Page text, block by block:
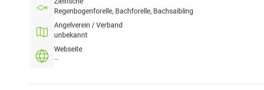
Regenbogenforelle, Bachforelle, Bachsaibling
Angelverein / Verband
unbekannt
Webseite
--